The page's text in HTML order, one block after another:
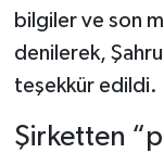
bilgiler ve son
denilerek,
teşekkür edildi.
Şirketten